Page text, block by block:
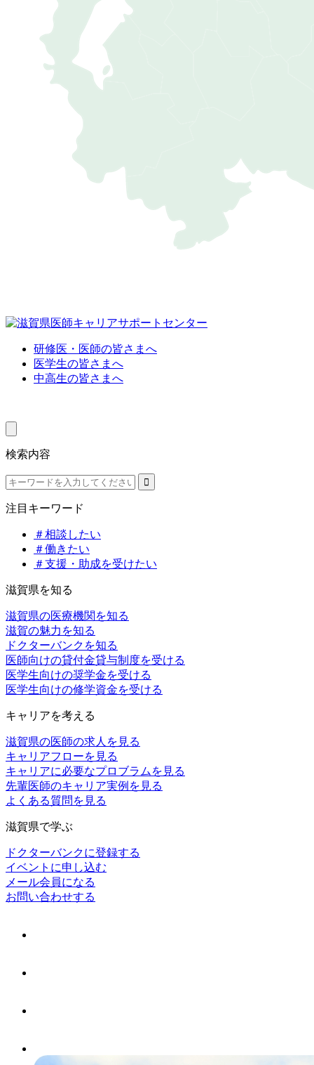
研修医・医師の皆さまへ
医学生の皆さまへ
中高生の皆さまへ
検索内容
注目キーワード
＃相談したい
＃働きたい
＃支援・助成を受けたい
滋賀県を知る
滋賀県の医療機関を知る
滋賀の魅力を知る
ドクターバンクを知る
医師向けの貸付金貸与制度を受ける
医学生向けの奨学金を受ける
医学生向けの修学資金を受ける
キャリアを考える
滋賀県の医師の求人を見る
キャリアフローを見る
キャリアに必要なプロブラムを見る
先輩医師のキャリア実例を見る
よくある質問を見る
滋賀県で学ぶ
ドクターバンクに登録する
イベントに申し込む
メール会員になる
お問い合わせする